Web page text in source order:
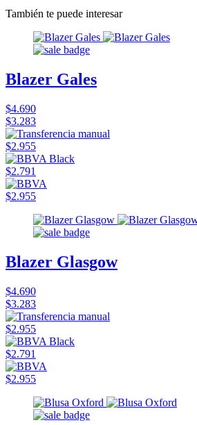
También te puede interesar
Blazer Gales
$4.690
$3.283
$2.955
$2.791
$2.955
Blazer Glasgow
$4.690
$3.283
$2.955
$2.791
$2.955